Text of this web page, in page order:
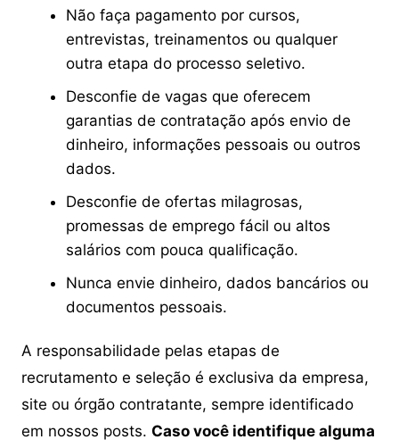
Não faça pagamento por cursos,
entrevistas, treinamentos ou qualquer
outra etapa do processo seletivo.
Desconfie de vagas que oferecem
garantias de contratação após envio de
dinheiro, informações pessoais ou outros
dados.
Desconfie de ofertas milagrosas,
promessas de emprego fácil ou altos
salários com pouca qualificação.
Nunca envie dinheiro, dados bancários ou
documentos pessoais.
A responsabilidade pelas etapas de
recrutamento e seleção é exclusiva da empresa,
site ou órgão contratante, sempre identificado
em nossos posts. Caso você identifique alguma